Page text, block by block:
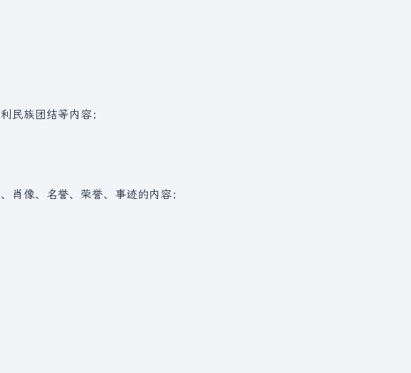
民族团结等内容；
肖像、名誉、荣誉、事迹的内容；